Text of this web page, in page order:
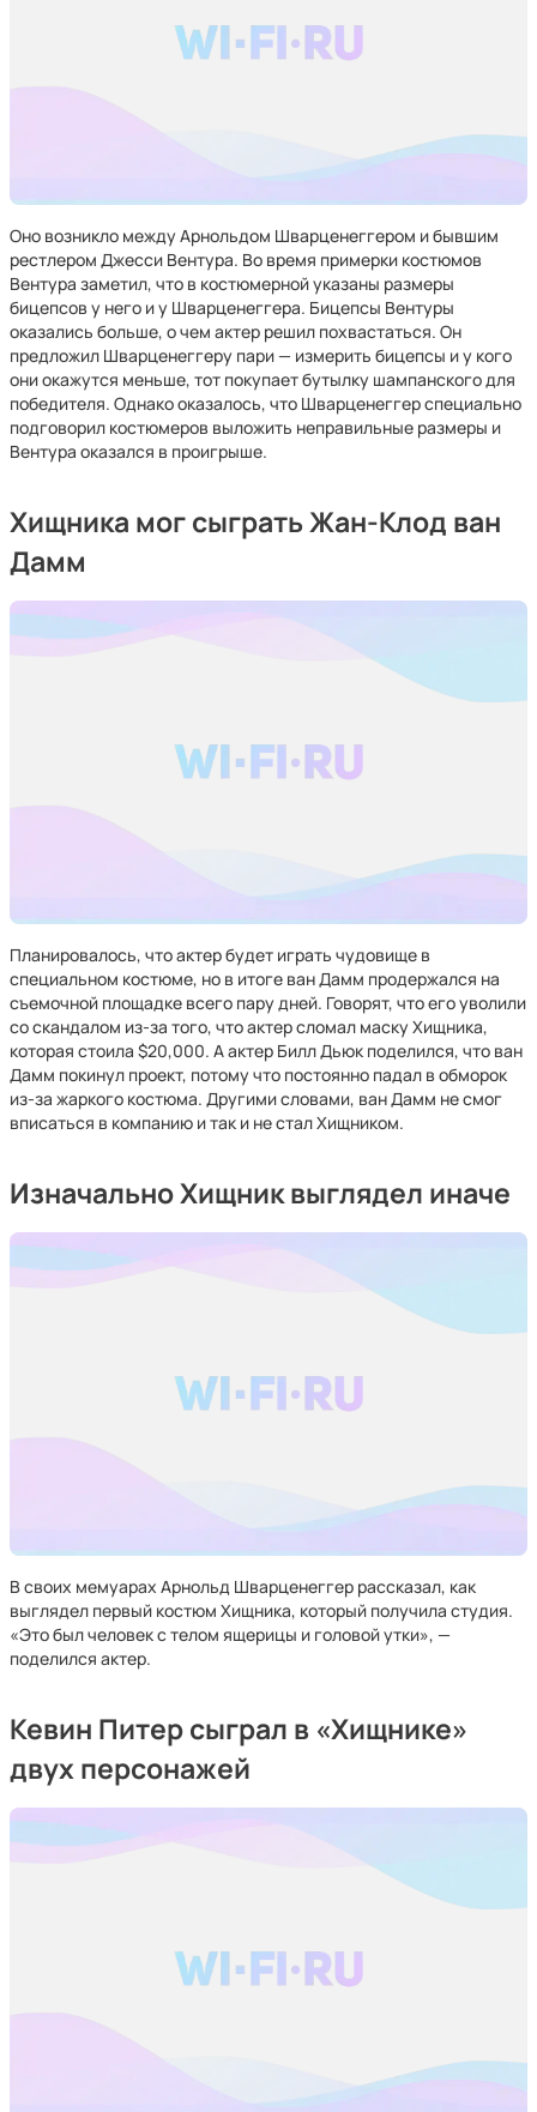
Оно возникло между Арнольдом Шварценеггером и бывшим
рестлером Джесси Вентура. Во время примерки костюмов
Вентура заметил, что в костюмерной указаны размеры
бицепсов у него и у Шварценеггера. Бицепсы Вентуры
оказались больше, о чем актер решил похвастаться. Он
предложил Шварценеггеру пари — измерить бицепсы и у кого
они окажутся меньше, тот покупает бутылку шампанского для
победителя. Однако оказалось, что Шварценеггер специально
подговорил костюмеров выложить неправильные размеры и
Вентура оказался в проигрыше.
Хищника мог сыграть Жан-Клод ван
Дамм
Планировалось, что актер будет играть чудовище в
специальном костюме, но в итоге ван Дамм продержался на
съемочной площадке всего пару дней. Говорят, что его уволили
со скандалом из-за того, что актер сломал маску Хищника,
которая стоила $20,000. А актер Билл Дьюк поделился, что ван
Дамм покинул проект, потому что постоянно падал в обморок
из-за жаркого костюма. Другими словами, ван Дамм не смог
вписаться в компанию и так и не стал Хищником.
Изначально Хищник выглядел иначе
В своих мемуарах Арнольд Шварценеггер рассказал, как
выглядел первый костюм Хищника, который получила студия.
«Это был человек с телом ящерицы и головой утки», —
поделился актер.
Кевин Питер сыграл в «Хищнике»
двух персонажей